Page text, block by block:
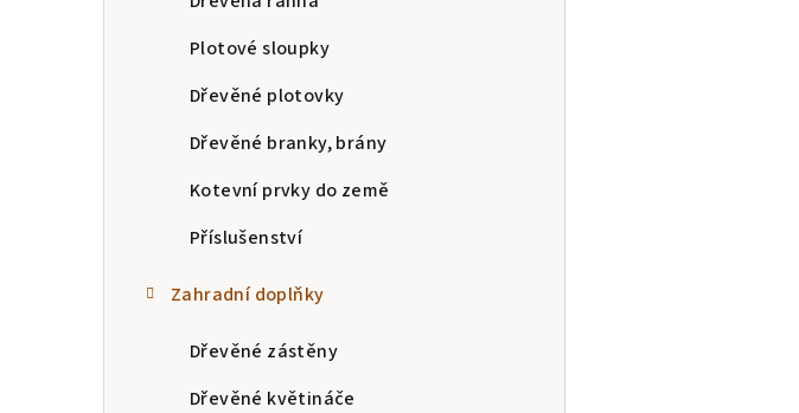
Plotové sloupky
Dřevěné plotovky
Dřevěné branky, brány
Kotevní prvky do země
Příslušenství
Zahradní doplňky
Dřevěné zástěny
Dřevěné květináče